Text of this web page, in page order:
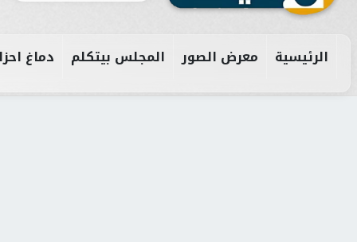
الرئيسية معرض الصور المجلس بيتكلم دماغ